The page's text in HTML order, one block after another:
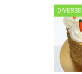
DIVERSE